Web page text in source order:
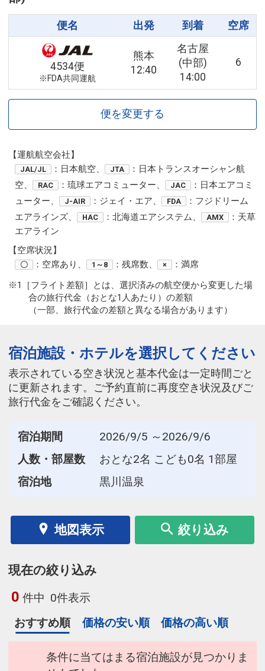
便名 出発 到着 空席
4534便
※FDA共同運航
熊本
12:40
名古屋
(中部)
14:00
6
便を変更する
【運航航空会社】
JAL/JL ：日本航空、 JTA
：日本トランスオーシャン航
空、
RAC ：琉球エアコミューター、 JAC
：日本エアコミ
ューター、
J-AIR ：ジェイ・エア、 FDA
：フジドリーム
エアラインズ、
HAC ：北海道エアシステム、 AMX
：天草
エアライン
【空席状況】
〇 ：空席あり、 1～8 ：残席数、 ×
：満席
※1［フライト差額］とは、選択済みの航空便から変更した場
合の旅行代金（おとな1人あたり）の差額
（一部、旅行代金の差額と異なる場合があります）
宿泊施設・ホテルを選択してください
表示されている空き状況と基本代金は一定時間ごと
に更新されます。ご予約直前に再度空き状況及びご
旅行代金をご確認ください。
宿泊期間
2026/9/5 ～2026/9/6
人数・部屋数
おとな2名 こども0名 1部屋
宿泊地
黒川温泉
地図表示 絞り込み
現在の絞り込み
0 件中 0件表示
おすすめ順
価格の安い順 価格の高い順
条件に当てはまる宿泊施設が見つかりま